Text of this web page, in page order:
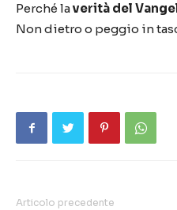
Perché laverità del
Non dietro o peggio in
Articolo precedente